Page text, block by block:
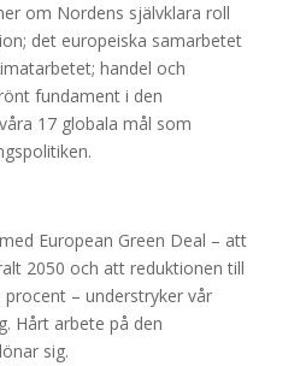
om Nordens självklara roll
det europeiska samarbetet
handel och
fundament i den
17 globala mål som
European Green Deal – att
2050 och att reduktionen till
– understryker vår
Hårt arbete på den
sig.